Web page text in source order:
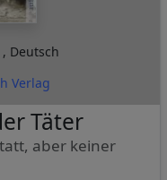
, Deutsch
Verlag
Täter
aber keiner